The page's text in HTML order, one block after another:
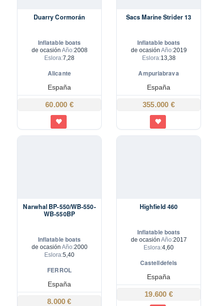
Duarry Cormorán
Inflatable boats
de ocasión Año:2008
Eslora:7,28
Alicante
España
60.000 €
Sacs Marine Strider 13
Inflatable boats
de ocasión Año:2019
Eslora:13,38
Ampuriabrava
España
355.000 €
Narwhal BP-550/WB-550-
WB-550BP
Inflatable boats
de ocasión Año:2000
Eslora:5,40
FERROL
España
8.000 €
Highfield 460
Inflatable boats
de ocasión Año:2017
Eslora:4,60
Castelldefels
España
19.600 €